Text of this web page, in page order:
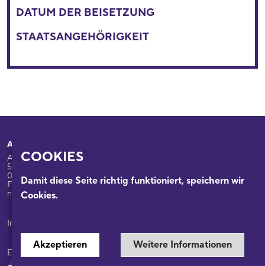
COOKIES
Damit diese Seite richtig funktioniert, speichern wir
Cookies.
Akzeptieren Weitere Informationen
DATUM DER BEISETZUNG
STAATSANGEHÖRIGKEIT
Adresse
Appellhofplatz 23-25
50667 Köln
0221/221-26332
Führungen: 0221/2212-6331
nsdok@stadt-koeln.de
Impressum / Datenschutz
Ein Museum der
Programm